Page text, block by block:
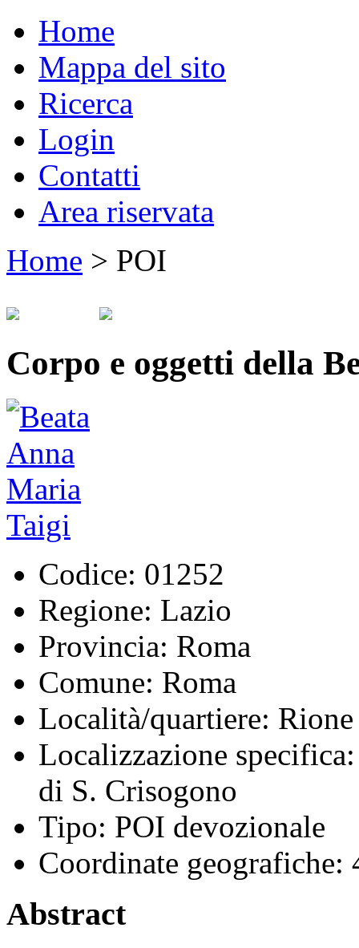
Home
Mappa del sito
Ricerca
Login
Contatti
Area riservata
Home > POI
Corpo e oggetti della
Codice: 01252
Regione: Lazio
Provincia: Roma
Comune: Roma
Località/quartiere:
Localizzazione specifica:
di S. Crisogono
Tipo: POI devozionale
Coordinate geografiche:
Abstract